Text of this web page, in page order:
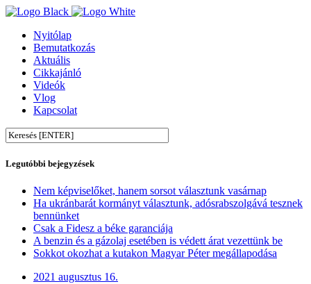
Nyitólap
Bemutatkozás
Aktuális
Cikkajánló
Videók
Vlog
Kapcsolat
Legutóbbi bejegyzések
Nem képviselőket, hanem sorsot választunk vasárnap
Ha ukránbarát kormányt választunk, adósrabszolgává tesznek
bennünket
Csak a Fidesz a béke garanciája
A benzin és a gázolaj esetében is védett árat vezettünk be
Sokkot okozhat a kutakon Magyar Péter megállapodása
2021 augusztus 16.